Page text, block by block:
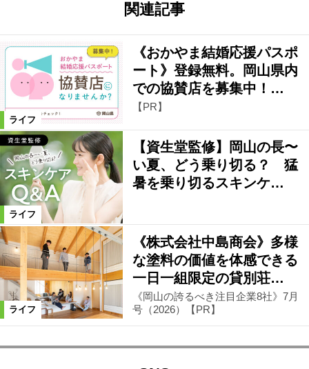
関連記事
ライフ
《おかやま結婚応援パスポ
ート》登録無料。岡山県内
での協賛店を募集中！…
【PR】
ライフ
【資生堂監修】岡山の長〜
い夏、どう乗り切る？ 猛
暑を乗り切るスキンケ…
ライフ
《株式会社中島商会》多様
な塗料の価値を体感できる
一日一組限定の貸別荘…
《岡山の誇るべき注目企業8社》7月
号（2026）【PR】